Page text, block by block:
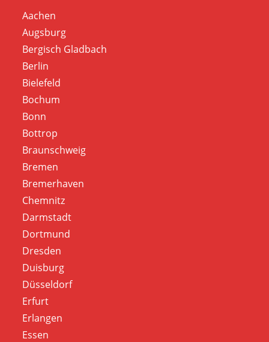
Aachen
Augsburg
Bergisch Gladbach
Berlin
Bielefeld
Bochum
Bonn
Bottrop
Braunschweig
Bremen
Bremerhaven
Chemnitz
Darmstadt
Dortmund
Dresden
Duisburg
Düsseldorf
Erfurt
Erlangen
Essen